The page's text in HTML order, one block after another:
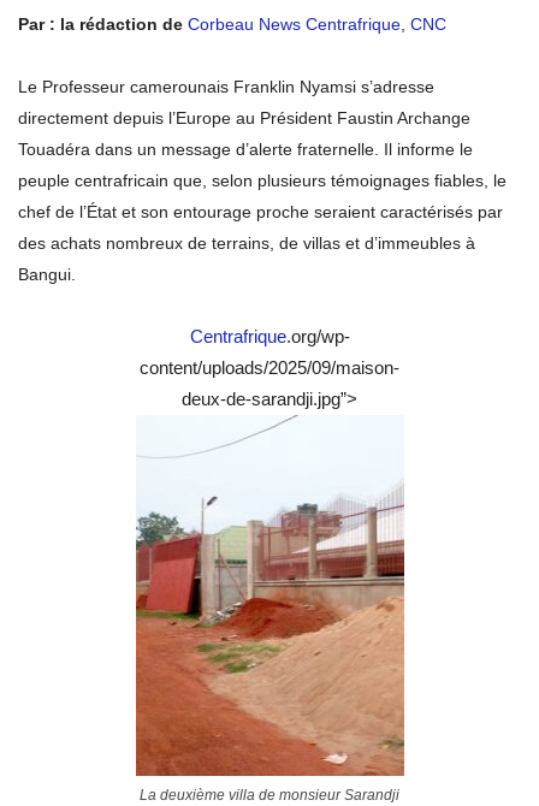
Par : la rédaction de Corbeau News Centrafrique, CNC
Le Professeur camerounais Franklin Nyamsi s’adresse
directement depuis l’Europe au Président Faustin Archange
Touadéra dans un message d’alerte fraternelle. Il informe le
peuple centrafricain que, selon plusieurs témoignages fiables, le
chef de l’État et son entourage proche seraient caractérisés par
des achats nombreux de terrains, de villas et d’immeubles à
Bangui.
Centrafrique.org/wp-
content/uploads/2025/09/maison-
deux-de-sarandji.jpg”>
La deuxième villa de monsieur Sarandji